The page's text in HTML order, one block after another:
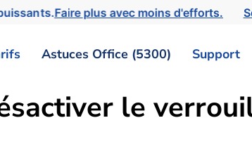
Faire plus avec moins d'efforts.
Astuces Office (5300) Support
le